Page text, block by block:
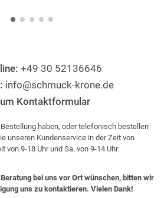
+49 30 52136646
info@schmuck-krone.de
Kontaktformular
haben, oder telefonisch bestellen
unseren Kundenservice in der Zeit von
von 9-18 Uhr und Sa. von 9-14 Uhr
bei uns vor Ort wünschen, bitten wir
uns zu kontaktieren. Vielen Dank!